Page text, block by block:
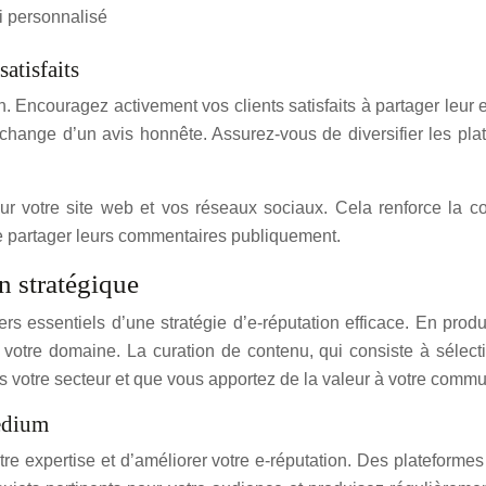
personnalisé
Encouragez activement vos clients satisfaits à partager
d’un avis honnête. Assurez-vous de diversifier les
votre site web et vos réseaux sociaux. Cela renforce la
leurs commentaires publiquement.
stratégique
essentiels d’une stratégie d’e-réputation efficace. En
domaine. La curation de contenu, qui consiste à
secteur et que vous apportez de la valeur à votre
expertise et d’améliorer votre e-réputation. Des